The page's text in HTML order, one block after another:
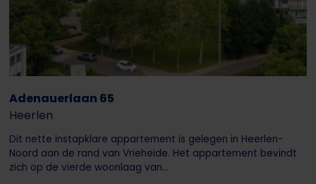
Adenauerlaan 65
Heerlen
Dit nette instapklare appartement is gelegen in Heerlen-
Noord aan de rand van Vrieheide. Het appartement bevindt
zich op de vierde woonlaag van...